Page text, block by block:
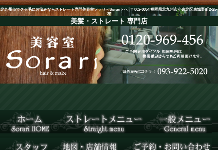
北九州市でクセ毛にお悩みならストレート専門美容室ソラリ＜Sorari＞へ│〒802-0054 福岡県北九州市小倉北区東城野町2-25-
2F
美髪・ストレート 専門店